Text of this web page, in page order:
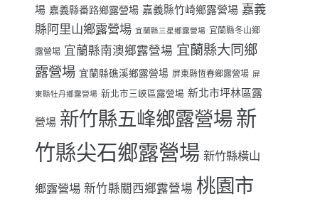
場 嘉義縣番路鄉露營場 嘉義縣竹崎鄉露營場 嘉義
縣阿里山鄉露營場 宜蘭縣三星鄉露營場 宜蘭縣冬山鄉
露營場 宜蘭縣南澳鄉露營場 宜蘭縣大同鄉
露營場 宜蘭縣礁溪鄉露營場 屏東縣恆春鄉露營場 屏
東縣牡丹鄉露營場 新北市三峽區露營場 新北市坪林區露
營場 新竹縣五峰鄉露營場新
竹縣尖石鄉露營場 新竹縣橫山
鄉露營場 新竹縣關西鄉露營場 桃園市